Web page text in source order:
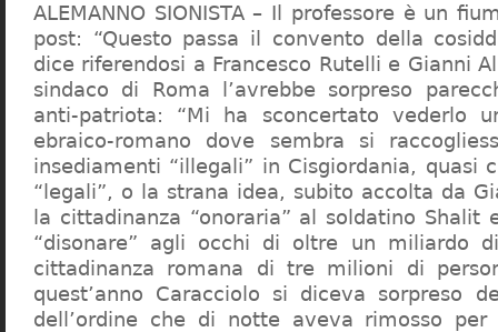
ALEMANNO SIONISTA – Il professore è un
post: “Questo passa il convento della
dice riferendosi a Francesco Rutelli e Gianni
sindaco di Roma l’avrebbe sorpreso
anti-patriota: “Mi ha sconcertato vederlo
ebraico-romano dove sembra si
insediamenti “illegali” in Cisgiordania, quasi
“legali”, o la strana idea, subito accolta da
la cittadinanza “onoraria” al soldatino Shalit
“disonare” agli occhi di oltre un miliardo
cittadinanza romana di tre milioni di
quest’anno Caracciolo si diceva sorpreso
dell’ordine che di notte aveva rimosso